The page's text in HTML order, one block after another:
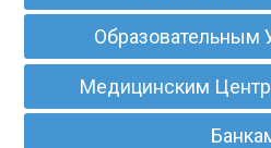
Медицинским